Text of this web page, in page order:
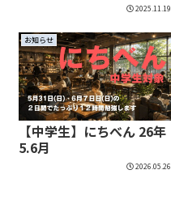
2025.11.19
お知らせ
【中学生】にちべん 26年
5.6月
2026.05.26